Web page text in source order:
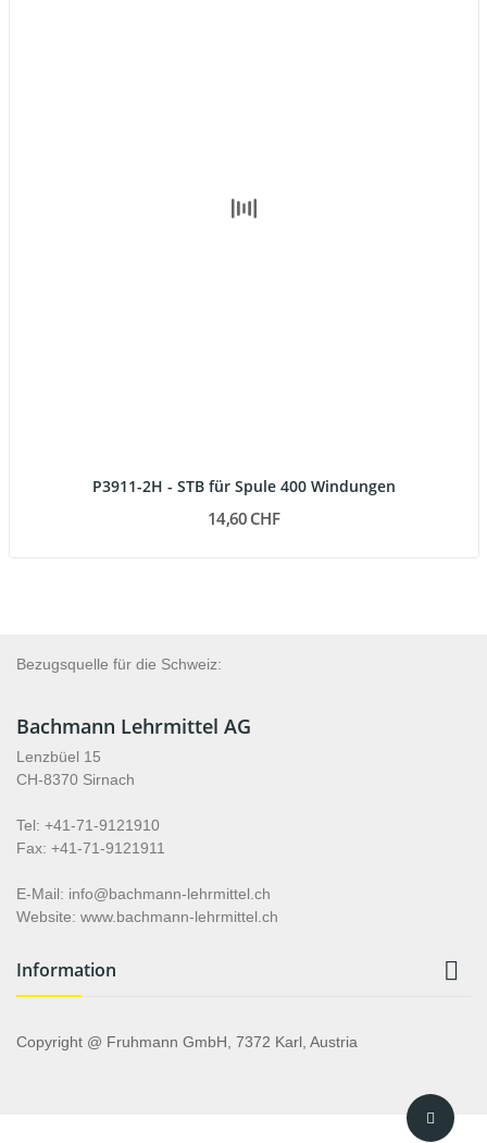
P3911-2H - STB für Spule 400 Windungen
14,60 CHF
Bezugsquelle für die Schweiz:
Bachmann Lehrmittel AG
Lenzbüel 15
CH-8370 Sirnach
Tel: +41-71-9121910
Fax: +41-71-9121911
E-Mail: info@bachmann-lehrmittel.ch
Website: www.bachmann-lehrmittel.ch
Information 
Copyright @ Fruhmann GmbH, 7372 Karl, Austria